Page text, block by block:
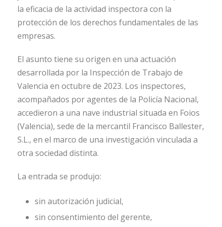
la eficacia de la actividad inspectora con la
protección de los derechos fundamentales de las
empresas.
El asunto tiene su origen en una actuación
desarrollada por la Inspección de Trabajo de
Valencia en octubre de 2023. Los inspectores,
acompañados por agentes de la Policía Nacional,
accedieron a una nave industrial situada en Foios
(Valencia), sede de la mercantil Francisco Ballester,
S.L., en el marco de una investigación vinculada a
otra sociedad distinta.
La entrada se produjo:
sin autorización judicial,
sin consentimiento del gerente,